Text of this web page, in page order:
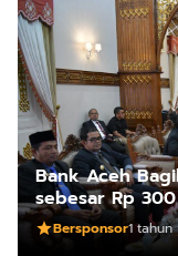
Bank Aceh
sebesar Rp
Bersponsor1